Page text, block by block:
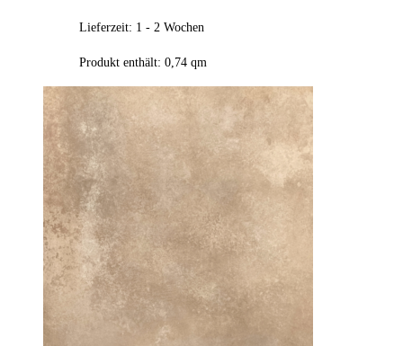
Lieferzeit: 1 - 2 Wochen
Produkt enthält: 0,74 qm